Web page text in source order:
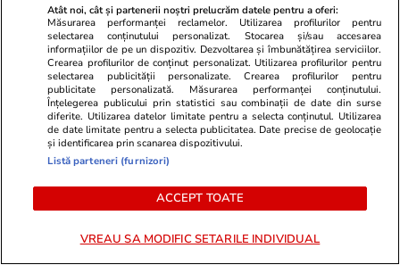
Șase cazuri de infectare cu noua variantă
Omicron au fost confirmate în Scoția. Unele
dintre persoane infectate nu au niciun istoric
de călătorie în străinătate, semn că noua
tulpină se răspândește deja comunitar.
Patru dintre aceste cazuri au fost confirmate
în Lanarkshire și două în zona Greater
Glasgow și Clyde.
Secretarul pentru Sănătate, Humza Yousaf,
a declarat că este un „moment îngrijorător”
Atât noi, cât și partenerii noștri prelucrăm datele pentru a oferi:
Măsurarea performanței reclamelor. Utilizarea profilurilor pentru
selectarea conținutului personalizat. Stocarea și/sau accesarea
informațiilor de pe un dispozitiv. Dezvoltarea și îmbunătățirea serviciilor.
Crearea profilurilor de conținut personalizat. Utilizarea profilurilor pentru
selectarea publicității personalizate. Crearea profilurilor pentru
publicitate personalizată. Măsurarea performanței conținutului.
Înțelegerea publicului prin statistici sau combinații de date din surse
diferite. Utilizarea datelor limitate pentru a selecta conținutul. Utilizarea
de date limitate pentru a selecta publicitatea. Date precise de geolocație
și identificarea prin scanarea dispozitivului.
Listă parteneri (furnizori)
ACCEPT TOATE
VREAU SA MODIFIC SETARILE INDIVIDUAL